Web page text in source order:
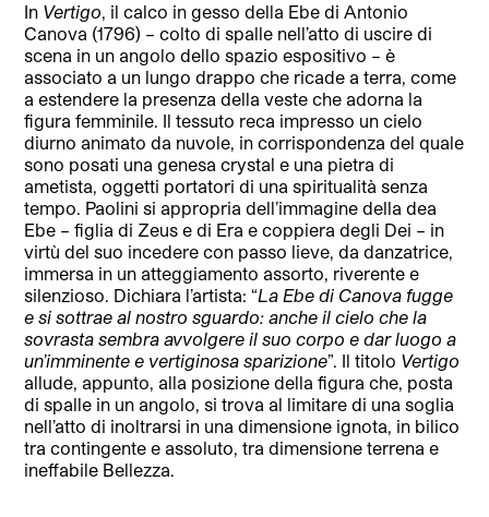
In Vertigo, il calco in gesso della Ebe di Antonio
Canova (1796) – colto di spalle nell’atto di uscire di
scena in un angolo dello spazio espositivo – è
associato a un lungo drappo che ricade a terra, come
a estendere la presenza della veste che adorna la
figura femminile. Il tessuto reca impresso un cielo
diurno animato da nuvole, in corrispondenza del quale
sono posati una genesa crystal e una pietra di
ametista, oggetti portatori di una spiritualità senza
tempo. Paolini si appropria dell’immagine della dea
Ebe – figlia di Zeus e di Era e coppiera degli Dei – in
virtù del suo incedere con passo lieve, da danzatrice,
immersa in un atteggiamento assorto, riverente e
silenzioso. Dichiara l’artista: “La Ebe di Canova fugge
e si sottrae al nostro sguardo: anche il cielo che la
sovrasta sembra avvolgere il suo corpo e dar luogo a
un’imminente e vertiginosa sparizione”. Il titolo Vertigo
allude, appunto, alla posizione della figura che, posta
di spalle in un angolo, si trova al limitare di una soglia
nell’atto di inoltrarsi in una dimensione ignota, in bilico
tra contingente e assoluto, tra dimensione terrena e
ineffabile Bellezza.